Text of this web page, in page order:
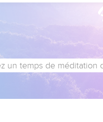
un temps de méditation